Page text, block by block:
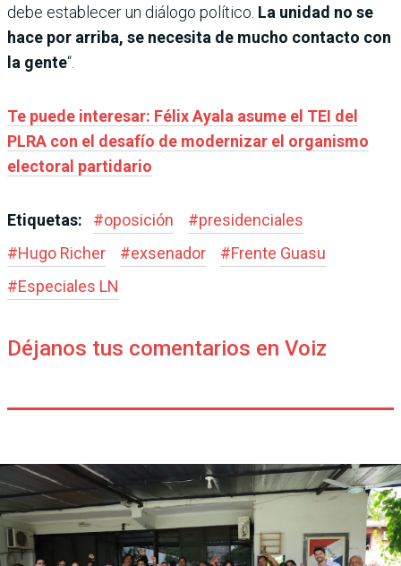
debe establecer un diálogo político. La unidad no se
hace por arriba, se necesita de mucho contacto con
la gente“.
Te puede interesar: Félix Ayala asume el TEI del
PLRA con el desafío de modernizar el organismo
electoral partidario
Etiquetas: #oposición #presidenciales
#Hugo Richer #exsenador #Frente Guasu
#Especiales LN
Déjanos tus comentarios en Voiz